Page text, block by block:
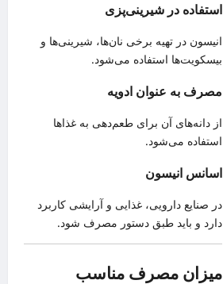
استفاده در شیرینی‌پزی
انیسون در تهیه برخی نان‌ها، شیرینی‌ها و
بیسکویت‌ها استفاده می‌شود.
مصرف به عنوان ادویه
از دانه‌های آن برای طعم‌دهی به غذاها
استفاده می‌شود.
اسانس انیسون
در صنایع دارویی، غذایی و آرایشی کاربرد
دارد و باید طبق دستور مصرف شود.
میزان مصرف مناسب